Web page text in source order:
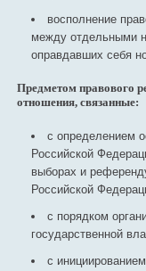
восполнение
между отдельными
оправдавших себя
Предметом правового
отношения, связанные:
с определением
Российской
выборах и
Российской
с порядком
государственной
с